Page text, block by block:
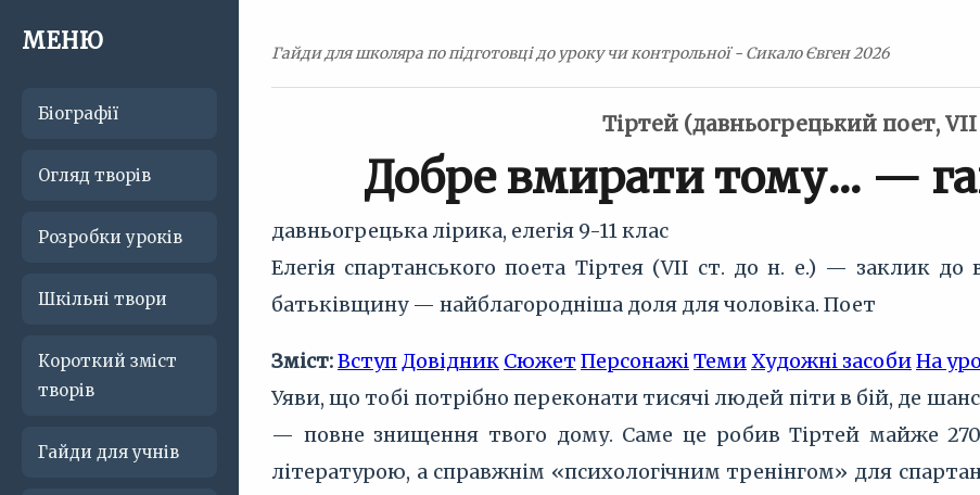
МЕНЮ
Біографії
Огляд творів
Розробки уроків
Шкільні твори
Короткий зміст
творів
Гайди для учнів
Гайди для школяра по підготовці до уроку чи контрольної - Сикало Євген 2026
Тіртей (давньогрецький поет, VII
Добре вмирати тому… —
давньогрецька лірика, елегія 9-11 клас
Елегія спартанського поета Тіртея (VII ст. до н. е.) — заклик до
батьківщину — найблагородніша доля для чоловіка. Поет
Зміст:ВступДовідник Сюжет ПерсонажіТемиХудожні засобиНа
Уяви, що тобі потрібно переконати тисячі людей піти в бій, де
— повне знищення твого дому. Саме це робив Тіртей майже
літературою, а справжнім «психологічним тренінгом» для